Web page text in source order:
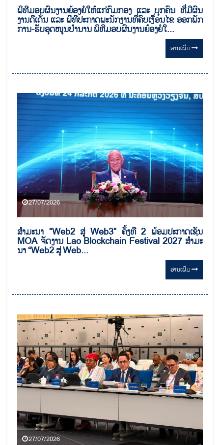
ພິທີມອບຜົນງານຍ້ອງຍໍໃຫ້ແກ່ກົມກອງ ແລະ ບຸກຄົນ ທີ່ມີຜົນ
ງານດີເດັ່ນ ແລະ ພິທີປະກາດພະນັກງານທີ່ຄົບເງື່ອນໄຂ ອອກພັກ
ການ-ຮັບອຸດໜູນບຳນານ ພິທີມອບຜົນງານຍ້ອງຍໍໃ...
ອ່ານ​ເພີ່ມ
27/07/2026
ສຳມະນາ “Web2 ສູ່ Web3” ຄັ້ງທີ 2 ພ້ອມປະກາດເຊັນ
MOA ຈັດງານ Lao Blockchain Festival 2027 ສຳມະ
ນາ “Web2 ສູ່ Web...
ອ່ານ​ເພີ່ມ
27/07/2026